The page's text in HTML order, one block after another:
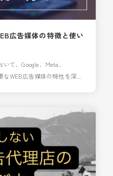
広告媒体の特徴と使い
て、Google、Meta、
WEB広告媒体の特性を深く
ケースで使い分けるべきか解
割」と「利用シーン」 媒